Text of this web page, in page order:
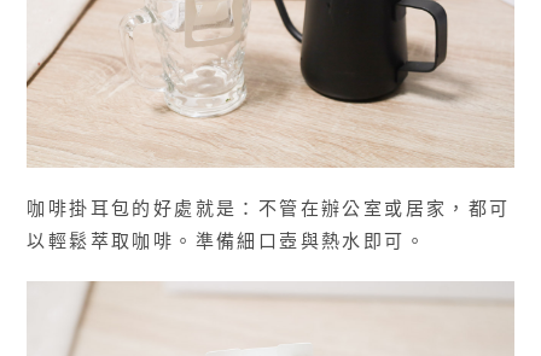
咖啡掛耳包的好處就是：不管在辦公室或居家，都可
以輕鬆萃取咖啡。準備細口壺與熱水即可。